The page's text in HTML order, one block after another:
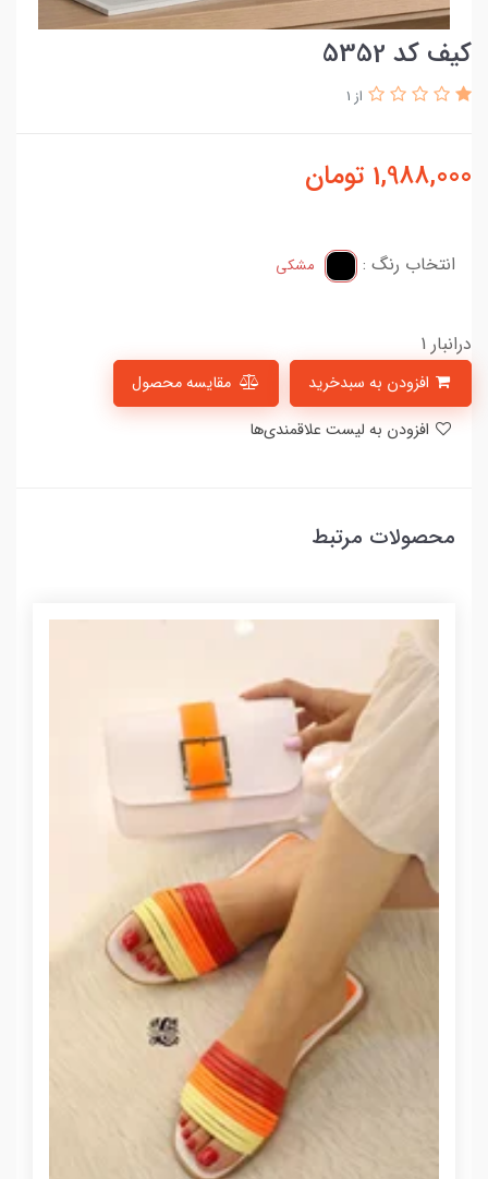
کیف کد 5352
از 1
1,988,000 تومان
انتخاب رنگ : مشکی
درانبار 1
مقایسه محصول
محصولات مرتبط